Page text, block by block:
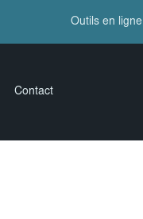
Outils en ligne
Contact